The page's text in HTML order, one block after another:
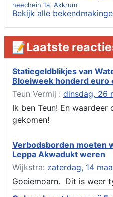
heechein 1a, Akkrum
Verlening
ruimte 02-10 t/m 02-11-2026,
Aanvraag
ruimte 02-10 t/m 02-11-2026,
Verlenging beslistermijn
heechein 28, 8491 em Akkrum
Aanvraag
(voordeur en dakkapel),
aanbrengen van asfalt t.b.v.
boarnsterdyk, Akkrum
Verlening ontheffing geluid,
Kennisgeving
werken en objecten in of bij
zijnde de noordzee, of
Akkrum
Bekijk alle
📝Laatste
Statiegeldblikjes van
Bloeiweek honderd euro
Teun Vermij : dinsdag, 26
Ik ben Teun! En
gekomen!
Verbodsborden moeten
Leppa Akwadukt weren
Wijkstra: zaterdag, 14
Goeiemoarn. Dit is weer